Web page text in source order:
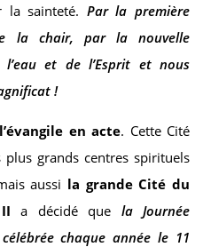
la sainteté. Par la première
la chair, par la nouvelle
et de l’Esprit et nous
!
en acte. Cette Cité
plus grands centres spirituels
aussi la grande Cité du
a décidé que la Journée
chaque année le 11